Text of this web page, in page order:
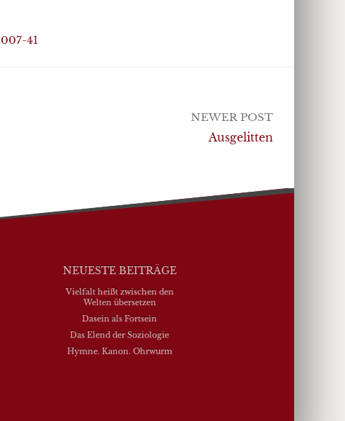
41
NEWER POST
Ausgelitten
NEUESTE BEITRÄGE
Vielfalt heißt zwischen den
Welten übersetzen
Dasein als Fortsein
Das Elend der Soziologie
Hymne. Kanon. Ohrwurm